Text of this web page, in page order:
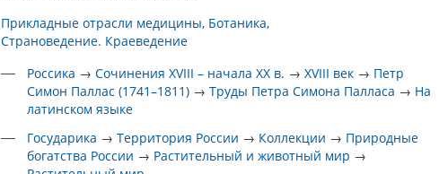
Прикладные отрасли медицины Ботаника
Страноведение. Краеведение
Россика →Сочинения XVIII – начала XX в. →XVIII век → Петр
Симон Паллас (1741–1811) →Труды Петра Симона Палласа → На
латинском языке
Государика →Территория России → Коллекции → Природные
богатства России → Растительный и животный мир →